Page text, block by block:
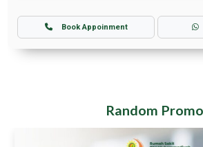
Book Appoinment
Random Promo